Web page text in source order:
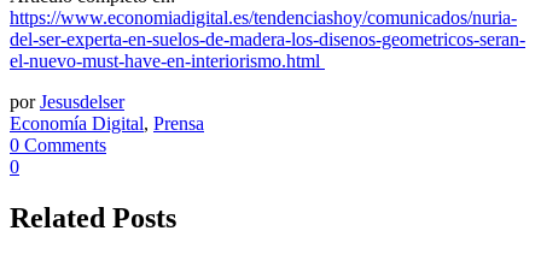
https://www.economiadigital.es/tendenciashoy/comunicados/nuria-
del-ser-experta-en-suelos-de-madera-los-disenos-geometricos-seran-
el-nuevo-must-have-en-interiorismo.html
porJesusdelser
Economía Digital, Prensa
0 Comments
0
Related Posts